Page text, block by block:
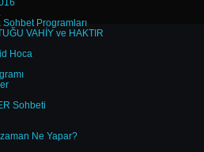
Programları
VAHİY ve HAKTIR
Hoca
Sohbeti
Ne Yapar?